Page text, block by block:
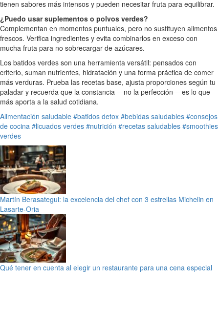
tienen sabores más intensos y pueden necesitar fruta para equilibrar.
¿Puedo usar suplementos o polvos verdes?
Complementan en momentos puntuales, pero no sustituyen alimentos
frescos. Verifica ingredientes y evita combinarlos en exceso con
mucha fruta para no sobrecargar de azúcares.
Los batidos verdes son una herramienta versátil: pensados con
criterio, suman nutrientes, hidratación y una forma práctica de comer
más verduras. Prueba las recetas base, ajusta proporciones según tu
paladar y recuerda que la constancia —no la perfección— es lo que
más aporta a la salud cotidiana.
Alimentación saludable #batidos detox #bebidas saludables #consejos
de cocina #licuados verdes #nutrición #recetas saludables #smoothies
verdes
Martín Berasategui: la excelencia del chef con 3 estrellas Michelin en
Lasarte-Oria
Qué tener en cuenta al elegir un restaurante para una cena especial